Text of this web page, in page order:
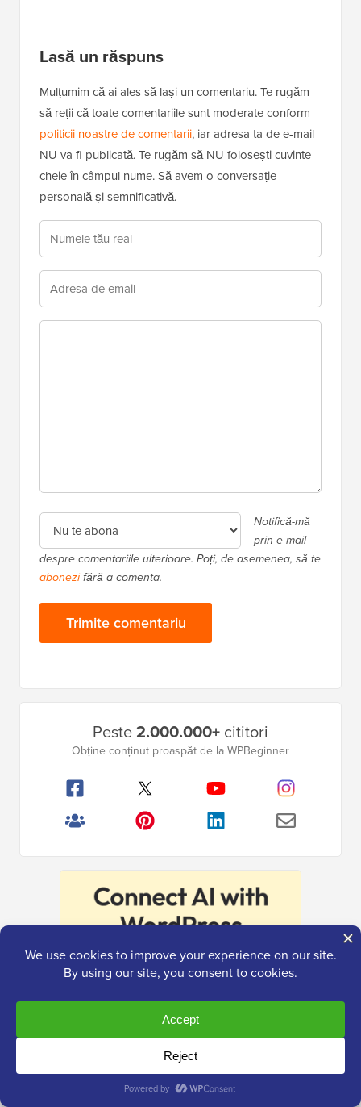
Lasă un răspuns
Mulțumim că ai ales să lași un comentariu. Te rugăm
să reții că toate comentariile sunt moderate conform
politicii noastre de comentarii, iar adresa ta de e-mail
NU va fi publicată. Te rugăm să NU folosești cuvinte
cheie în câmpul nume. Să avem o conversație
personală și semnificativă.
Notifică-mă
prin e-mail
despre comentariile ulterioare. Poți, de asemenea, să te
abonezifără a comenta.
principală
Peste2.000.000+ cititori
Obține conținut proaspăt de la WPBeginner